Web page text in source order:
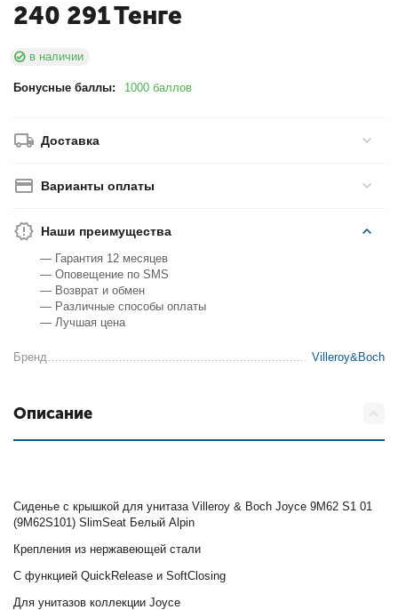
240 291Тенге
в наличии
Бонусные баллы: 1000 баллов
Доставка
Варианты оплаты
Наши преимущества
— Гарантия 12 месяцев
— Оповещение по SMS
— Возврат и обмен
— Различные способы оплаты
— Лучшая цена
Бренд Villeroy&Boch
Описание
Сиденье с крышкой для унитаза Villeroy & Boch Joyce 9M62 S1 01
(9M62S101) SlimSeat Белый Alpin
Крепления из нержавеющей стали
С функцией QuickRelease и SoftClosing
Для унитазов коллекции Joyce